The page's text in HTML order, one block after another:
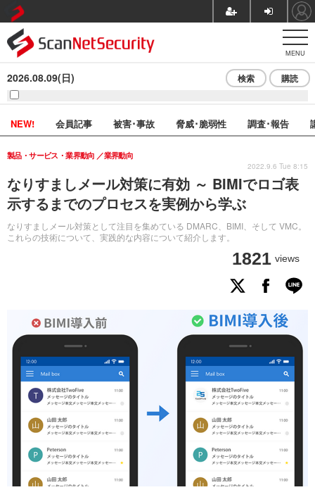
MENU
2026.08.09(日) 検索 購読
NEW! 会員記事 被害･事故 脅威･脆弱性 調査･報告
なりすましメール対策に有効 ～ BIMIでロゴ表
示するまでのプロセスを実例から学ぶ
なりすましメール対策として注目を集めている DMARC、BIMI、そして VMC。
これらの技術について、実践的な内容について紹介します。
製品・サービス・業界動向 業界動向
1821 views
2022.9.6 Tue 8:15